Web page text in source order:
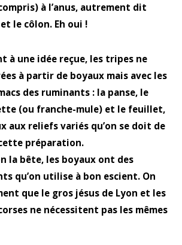
à l’anus, autrement dit
le côlon. Eh oui !
à une idée reçue, les tripes ne
à partir de boyaux mais avec les
des ruminants : la panse, le
(ou franche-mule) et le feuillet,
aux reliefs variés qu’on se doit de
préparation.
la bête, les boyaux ont des
qu’on utilise à bon escient. On
que le gros jésus de Lyon et les
ne nécessitent pas les mêmes